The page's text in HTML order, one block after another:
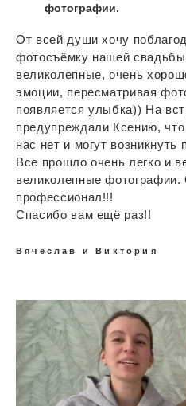
фотографии.
От всей души хочу
фотосъёмку нашей
великолепные, очень
эмоции, пересматривая
появляется улыбка)) На
предупреждали Ксению,
нас нет и могут
Все прошло очень легко и
великолепные
профессионал!!!
Спасибо вам ещё раз!!
Вячеслав и Виктория